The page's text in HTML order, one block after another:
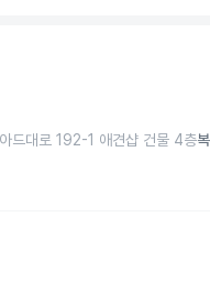
드대로 192-1 애견샵 건물 4층